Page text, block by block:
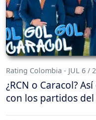
Rating Colombia - JUL 6 /
¿RCN o Caracol?
con los partidos